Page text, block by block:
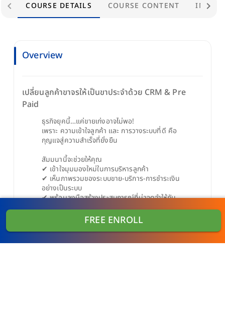
COURSE DETAILS COURSE CONTENT
Overview
เปลี่ยนลูกค้าขาจรให้เป็นขาประจำด้วย CRM & Pre
Paid
ธุรกิจยุคนี้…แค่ขายเก่งอาจไม่พอ!
เพราะ ความเข้าใจลูกค้า และ การวางระบบที่ดี คือ
กุญแจสู่ความสำเร็จที่ยั่งยืน
สัมมนานี้จะช่วยให้คุณ
✔ เข้าใจมุมมองใหม่ในการบริหารลูกค้า
✔ เห็นภาพรวมของระบบขาย-บริการ-การชำระเงิน
อย่างเป็นระบบ
✔ พร้อมลงมือสร้างประสบการณ์ที่น่าจดจำให้กับ
ลูกค้าของคุณ
อย่าให้ระบบกลายเป็นอุปสรรคของการเติบโต
แต่จงใช้มันเป็น “เครื่องมือสร้างยอดขาย” อย่าง
ชาญฉลาด
FREE ENROLL